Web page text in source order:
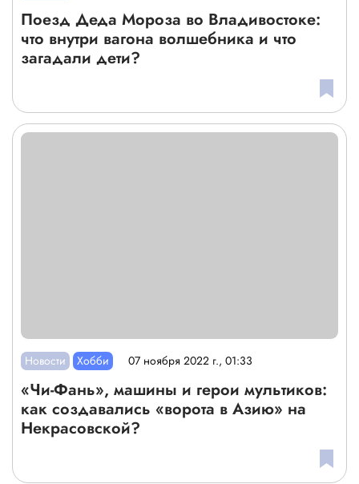
Поезд Деда Мороза во Владивостоке:
что внутри вагона волшебника и что
загадали дети?
Новости Хобби 07 ноября 2022 г., 01:33
«Чи-Фань», машины и герои мультиков:
как создавались «ворота в Азию» на
Некрасовской?